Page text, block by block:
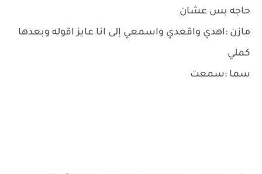
حاجه بس عشان
مازن :اهدي واقعدي واسمعي إلى انا عايز اقوله وبعدها
كملي
سما :سمعت